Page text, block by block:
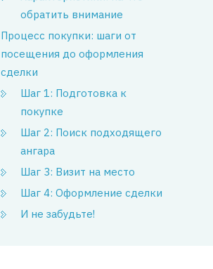
обратить внимание
Процесс покупки: шаги от
посещения до оформления
сделки
Шаг 1: Подготовка к
покупке
Шаг 2: Поиск подходящего
ангара
Шаг 3: Визит на место
Шаг 4: Оформление сделки
И не забудьте!